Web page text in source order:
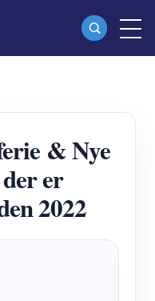
(WEM3080T)
(WEM3046T)
(WEM3050T)
& Nye
er
2022